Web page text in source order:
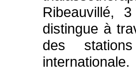
Ribeauvillé,
distingue à
des
internationale.